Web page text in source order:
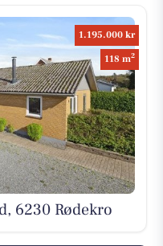
1.195.000 kr
118 m2
6230 Rødekro